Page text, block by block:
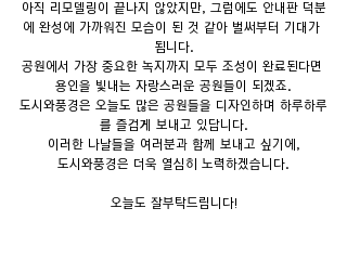
아직 리모델링이 끝나지 않았지만, 그럼에도 안내판 덕분
에 완성에 가까워진 모습이 된 것 같아 벌써부터 기대가
됩니다.
공원에서 가장 중요한 녹지까지 모두 조성이 완료된다면
용인을 빛내는 자랑스러운 공원들이 되겠죠.
도시와풍경은 오늘도 많은 공원들을 디자인하며 하루하루
를 즐겁게 보내고 있답니다.
이러한 나날들을 여러분과 함께 보내고 싶기에,
도시와풍경은 더욱 열심히 노력하겠습니다.
오늘도 잘부탁드립니다!